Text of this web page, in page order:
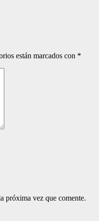
están marcados con *
próxima vez que comente.